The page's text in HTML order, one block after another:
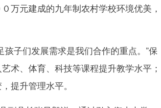
万元建成的九年制农村学校环境优美，
子们发展需求是我们合作的重点。”保
术、体育、科技等课程提升教学水平；
提升管理水平。